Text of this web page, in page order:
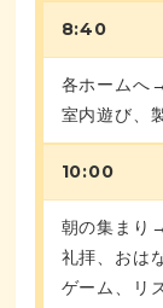
8:40
各ホームへ
室内遊び、
10:00
朝の集まり
礼拝、おは
ゲーム、リ